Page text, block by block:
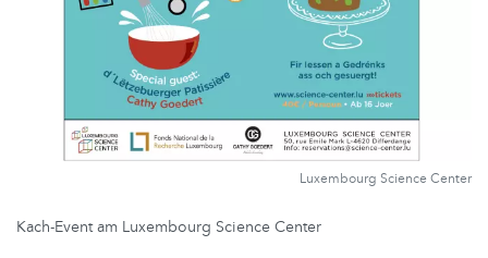
Luxembourg Science Center
Kach-Event am Luxembourg Science Center